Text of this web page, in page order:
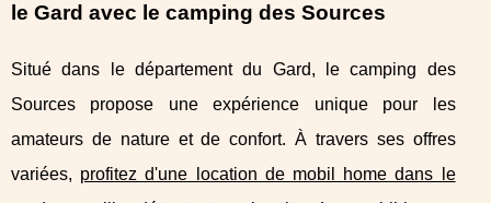
le Gard avec le camping des Sources
Situé dans le département du Gard, le camping des
Sources propose une expérience unique pour les
amateurs de nature et de confort.À travers ses offres
variées, profitez d'une location de mobil home dans le